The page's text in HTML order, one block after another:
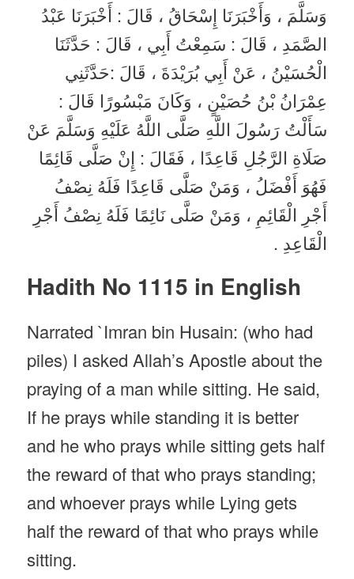
وَسَلَّمَ ، وَأَخْبَرَنَا إِسْحَاقُ ، قَالَ : أَخْبَرَنَا عَبْدُ
الصَّمَدِ ، قَالَ : سَمِعْتُ أَبِي ، قَالَ : حَدَّثَنَا
الْحُسَيْنُ ، عَنْ أَبِي بُرَيْدَةَ ، قَالَ :حَدَّثَنِي
عِمْرَانُ بْنُ حُصَيْنٍ ، وَكَانَ مَبْسُورًا قَالَ :
سَأَلْتُ رَسُولَ اللَّهِ صَلَّى اللَّهُ عَلَيْهِ وَسَلَّمَ عَنْ
صَلَاةِ الرَّجُلِ قَاعِدًا ، فَقَالَ : إِنْ صَلَّى قَائِمًا
فَهُوَ أَفْضَلُ ، وَمَنْ صَلَّى قَاعِدًا فَلَهُ نِصْفُ
أَجْرِ الْقَائِمِ ، وَمَنْ صَلَّى نَائِمًا فَلَهُ نِصْفُ أَجْرِ
الْقَاعِدِ .
Hadith No 1115 in English
Narrated `Imran bin Husain: (who had
piles) I asked Allah’s Apostle about the
praying of a man while sitting. He said,
If he prays while standing it is better
and he who prays while sitting gets half
the reward of that who prays standing;
and whoever prays while Lying gets
half the reward of that who prays while
sitting.